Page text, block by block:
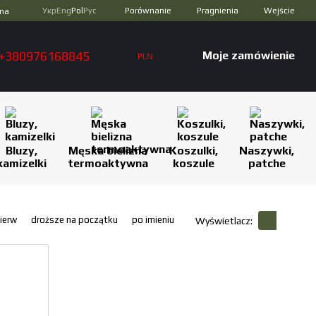
УкрEngPol Рус Porównanie Pragnienia Wejście
+380976168845 PLN Moje zamówienie
Bluzy,
Męska bielizna
termoaktywna
Koszulki,
koszule
Naszywki,
patche
droższe na początku po imieniu Wyświetlacz: